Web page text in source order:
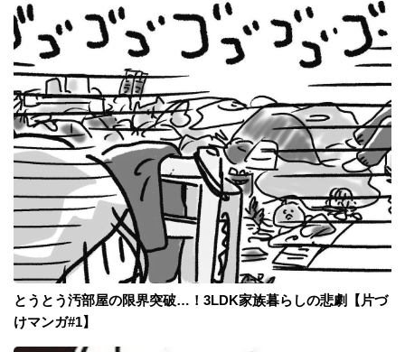
とうとう汚部屋の限界突破…！3LDK家族暮らしの悲劇【片づ
けマンガ#1】